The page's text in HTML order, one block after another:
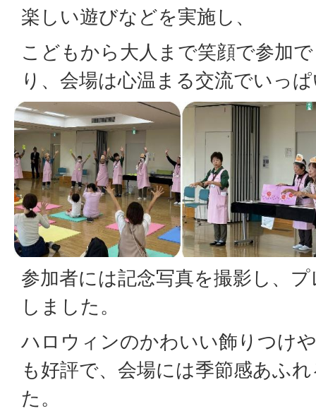
楽しい遊びなどを実施し、
こどもから大人まで笑顔で参加
り、会場は心温まる交流でいっ
参加者には記念写真を撮影し、
しました。
ハロウィンのかわいい飾りつけ
も好評で、会場には季節感あふ
た。